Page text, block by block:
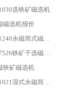
选铁矿磁选机
磁选机报价
江西CTB-1240永磁筒式磁选机厂家
苏州CTG-7526铁矿干选磁选机
铁矿磁选机
山东CTB-1021湿式永磁筒式磁选机